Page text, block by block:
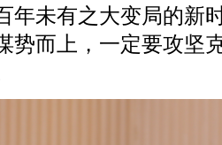
年未有之大变局的新
势而上，一定要攻坚